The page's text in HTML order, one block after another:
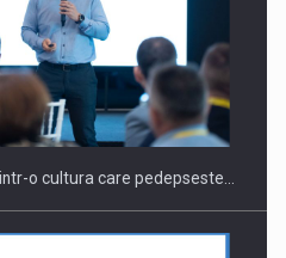
RETHINK STRATEGY-Finantare
o cultura care pedepseste…